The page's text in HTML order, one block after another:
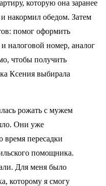
которую она заранее
и накормил обедом. Затем
помог оформить
налоговой номер, аналог
чтобы получить
Ксения выбирала
рожать с мужем
Они уже
время пересадки
помощника.
Для меня было
которому я смогу